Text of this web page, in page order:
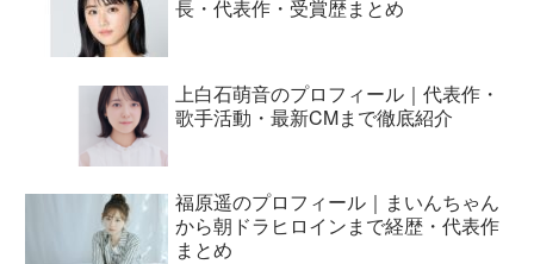
長・代表作・受賞歴まとめ
上白石萌音のプロフィール｜代表作・
歌手活動・最新CMまで徹底紹介
福原遥のプロフィール｜まいんちゃん
から朝ドラヒロインまで経歴・代表作
まとめ